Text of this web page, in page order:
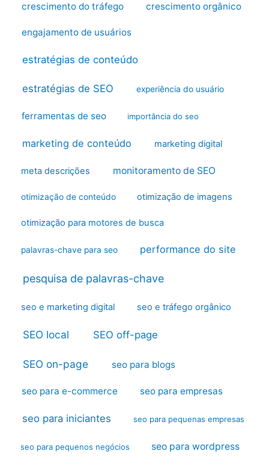
crescimento do tráfego crescimento orgânico
engajamento de usuários
estratégias de conteúdo
estratégias de SEO experiência do usuário
ferramentas de seo importância do seo
marketing de conteúdo marketing digital
meta descrições monitoramento de SEO
otimização de conteúdo otimização de imagens
otimização para motores de busca
palavras-chave para seo performance do site
pesquisa de palavras-chave
seo e marketing digital seo e tráfego orgânico
SEO local SEO off-page
SEO on-page seo para blogs
seo para e-commerce seo para empresas
seo para iniciantes seo para pequenas empresas
seo para pequenos negócios seo para wordpress